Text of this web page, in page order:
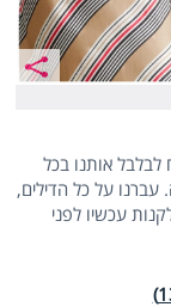
אותנו בכל
על כל הדילים,
עכשיו לפני